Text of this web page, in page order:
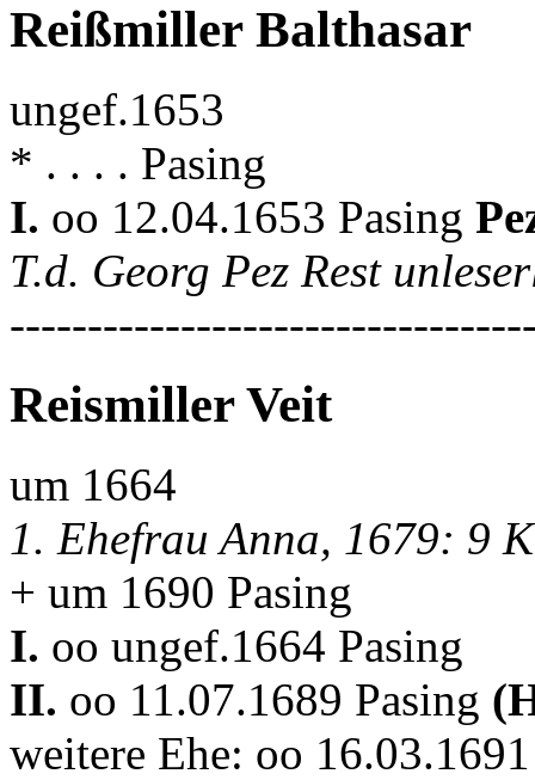
Reißmiller Balthasar
ungef.1653
* . . . . Pasing
I. oo 12.04.1653 Pasing
T.d. Georg Pez Rest
Reismiller Veit
um 1664
1. Ehefrau Anna, 1679: 9
+ um 1690 Pasing
I. oo ungef.1664 Pasing
II. oo 11.07.1689 Pasing
weitere Ehe: oo